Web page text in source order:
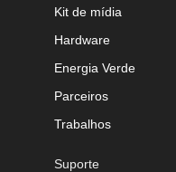
Kit de mídia
Hardware
Energia Verde
Parceiros
Trabalhos
Suporte